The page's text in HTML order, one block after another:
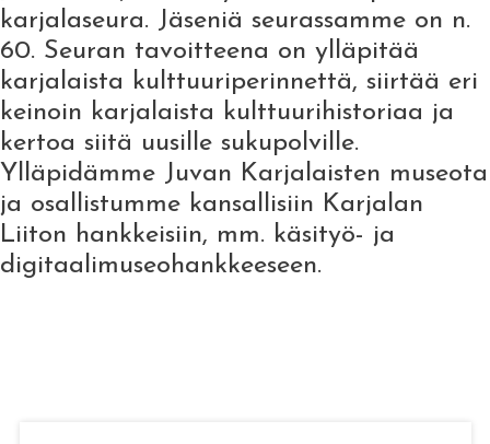
karjalaseura. Jäseniä seurassamme on n.
60. Seuran tavoitteena on ylläpitää
karjalaista kulttuuriperinnettä, siirtää eri
keinoin karjalaista kulttuurihistoriaa ja
kertoa siitä uusille sukupolville.
Ylläpidämme Juvan Karjalaisten museota
ja osallistumme kansallisiin Karjalan
Liiton hankkeisiin, mm. käsityö- ja
digitaalimuseohankkeeseen.